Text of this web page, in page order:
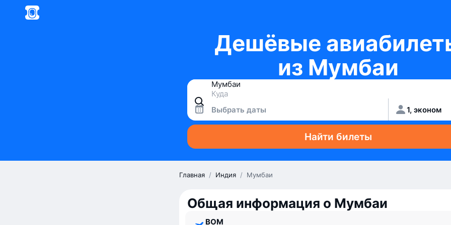
Дешёвые
из Мумбаи
Выбрать даты 1, эконом
Найти билеты
Главная / Индия / Мумбаи
Общая информация о Мумбаи
BOM